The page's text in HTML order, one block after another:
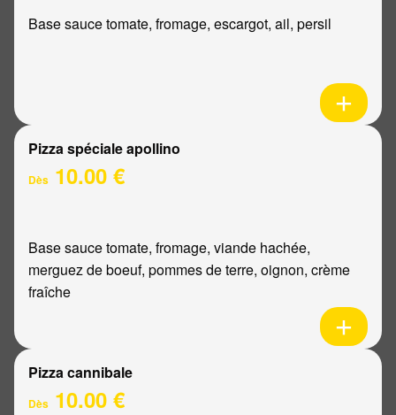
Base sauce tomate, fromage, escargot, ail, persil
Pizza spéciale apollino
Dès 10.00 €
Base sauce tomate, fromage, viande hachée,
merguez de boeuf, pommes de terre, oignon, crème
fraîche
Pizza cannibale
Dès 10.00 €